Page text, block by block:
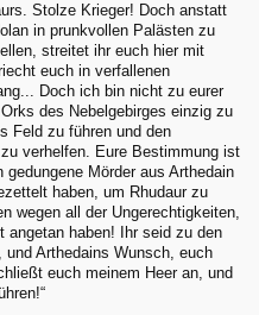
Stolze Krieger! Doch anstatt
in prunkvollen Palästen zu
streitet ihr euch hier mit
euch in verfallenen
Doch ich bin nicht zu eurer
des Nebelgebirges einzig zu
Feld zu führen und den
verhelfen. Eure Bestimmung ist
Mörder aus Arthedain
haben, um Rhudaur zu
wegen all der Ungerechtigkeiten,
angetan haben! Ihr seid zu den
und Arthedains Wunsch, euch
euch meinem Heer an, und